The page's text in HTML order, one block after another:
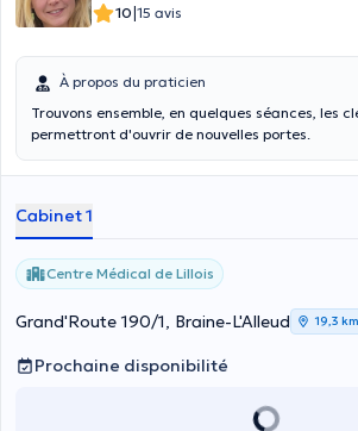
10|15 avis
À propos du praticien
Trouvons ensemble, en quelques séances, les clés qui vous
permettront d'ouvrir de nouvelles portes.
Cabinet 1
Centre Médical de Lillois
Grand'Route 190/1, Braine-L'Alleud 19,3 km
Prochaine disponibilité